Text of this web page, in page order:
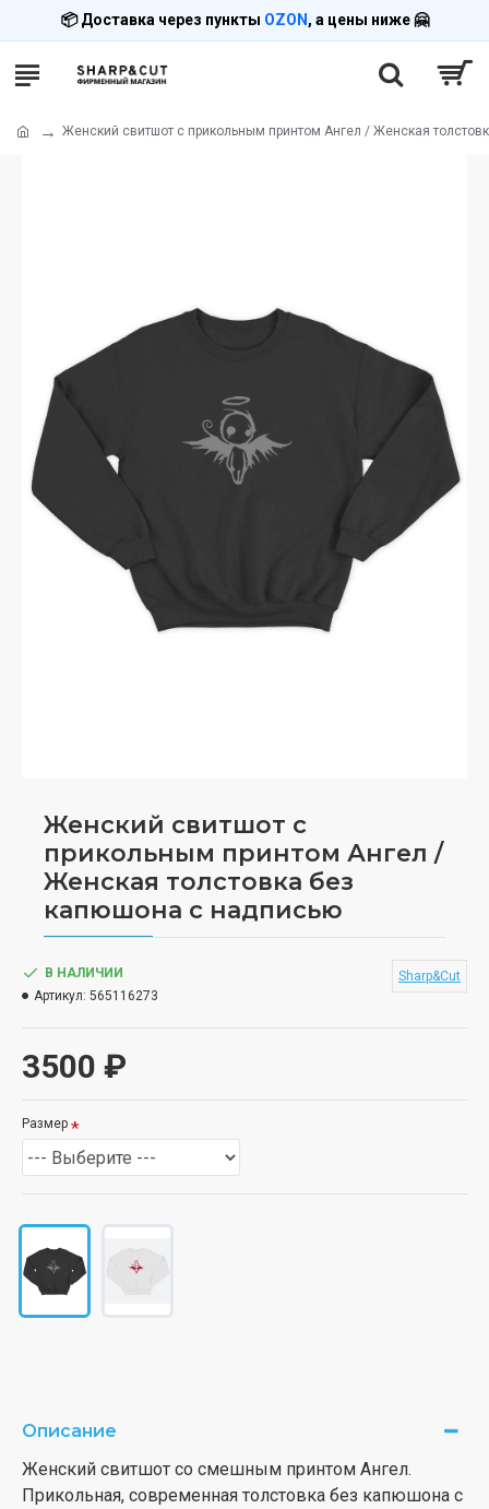
📦 Доставка через пункты OZON , а цены ниже 🤗
Женский свитшот с прикольным принтом Ангел / Женская
Женский свитшот с
прикольным принтом Ангел /
Женская толстовка без
капюшона с надписью
3500 ₽
В НАЛИЧИИ
Артикул: 565116273
Sharp&Cut
Размер
Описание
Женский свитшот со смешным принтом Ангел.
Прикольная, современная толстовка без капюшона с